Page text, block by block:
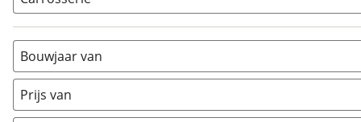
Alkoof (0)
Busmodel
Caravan (0)
Half-integraal
Integraal (0)
Bouwjaar van
Prijs van